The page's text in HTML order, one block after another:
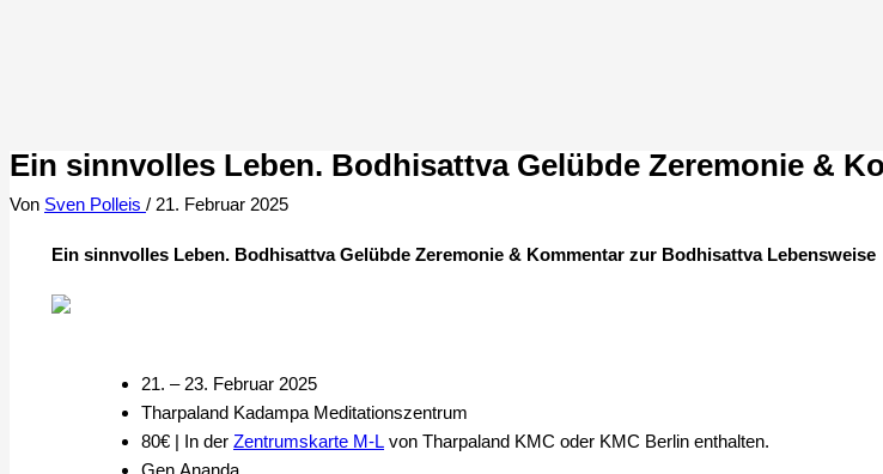
Ein sinnvolles Leben. Bodhisattva Gelübde Zeremonie &
Von Sven Polleis / 21. Februar 2025
Ein sinnvolles Leben. Bodhisattva Gelübde Zeremonie & Kommentar zur Bodhisattva Lebensweise
21. – 23. Februar 2025
Tharpaland Kadampa Meditationszentrum
80€ | In der Zentrumskarte M-L von Tharpaland KMC oder KMC Berlin enthalten.
Gen Ananda